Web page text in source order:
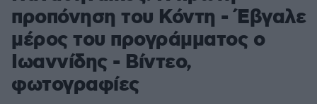
προπόνηση του Κόντη - Έβγαλε
μέρος του προγράμματος ο
Ιωαννίδης - Βίντεο,
φωτογραφίες